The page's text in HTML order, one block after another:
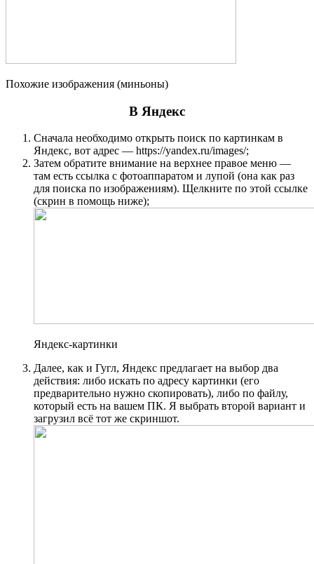
Похожие изображения (миньоны)
В Яндекс
Сначала необходимо открыть поиск по картинкам в
Яндекс, вот адрес — https://yandex.ru/images/;
Затем обратите внимание на верхнее правое меню —
там есть ссылка с фотоаппаратом и лупой (она как раз
для поиска по изображениям). Щелкните по этой ссылке
(скрин в помощь ниже);
Яндекс-картинки
Далее, как и Гугл, Яндекс предлагает на выбор два
действия: либо искать по адресу картинки (его
предварительно нужно скопировать), либо по файлу,
который есть на вашем ПК. Я выбрать второй вариант и
загрузил всё тот же скриншот.